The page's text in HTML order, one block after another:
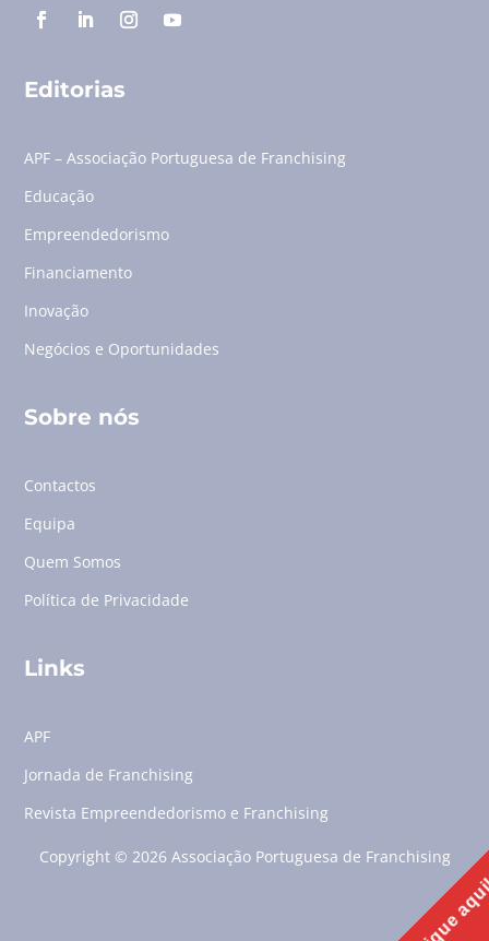
Editorias
APF – Associação Portuguesa de Franchising
Educação
Empreendedorismo
Financiamento
Inovação
Negócios e Oportunidades
Sobre nós
Contactos
Equipa
Quem Somos
Política de Privacidade
Links
APF
Jornada de Franchising
Revista Empreendedorismo e Franchising
Copyright © 2026 Associação Portuguesa de Franchising
Clique